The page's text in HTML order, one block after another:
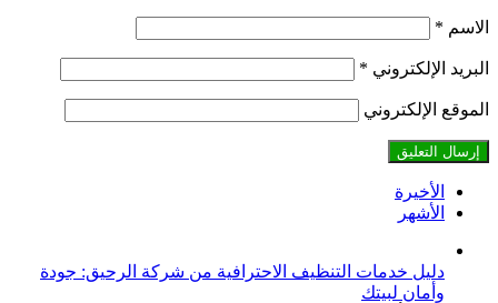
الاسم *
البريد الإلكتروني *
الموقع الإلكتروني
الأخيرة
الأشهر
دليل خدمات التنظيف الاحترافية من شركة الرحيق: جودة
وأمان لبيتك